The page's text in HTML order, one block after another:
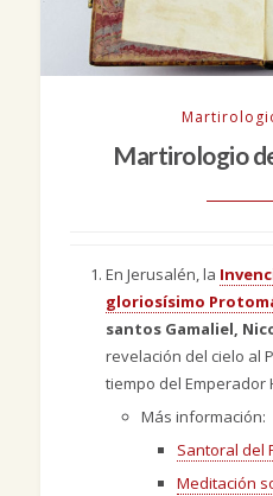
Martirologio
En Jerusalén, la
gloriosísimo
santos Gamaliel,
revelación del cielo al
tiempo del Emperador
Más información:
Santoral del
Meditación